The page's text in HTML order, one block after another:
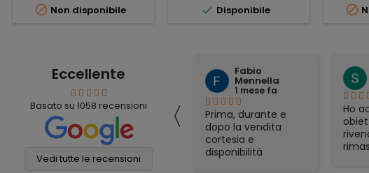
 Non disponibile  Disponibile 
Eccellente
Basato su1058 recensioni
Vedi tutte le recensioni
〈
mauro simeoli
1 mese fa
Ho acquistato per
corrispondenza un
binocolo Nikon. Il
prezzo era il più
conveniente online
Fabio
Mennella
1 mese fa
Prima, durante e
dopo la vendita
cortesia e
disponibilità
Ho